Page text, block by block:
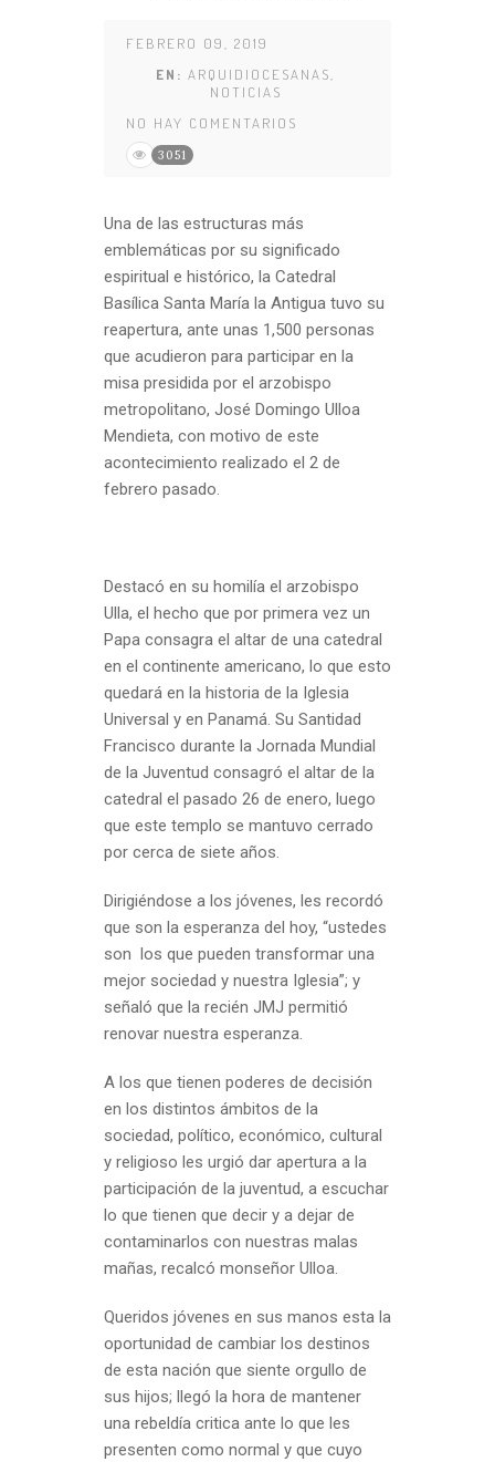
FEBRERO 09, 2019
EN: ARQUIDIOCESANAS,
NOTICIAS
NO HAY COMENTARIOS
3051
Una de las estructuras más
emblemáticas por su significado
espiritual e histórico, la Catedral
Basílica Santa María la Antigua tuvo su
reapertura, ante unas 1,500 personas
que acudieron para participar en la
misa presidida por el arzobispo
metropolitano, José Domingo Ulloa
Mendieta, con motivo de este
acontecimiento realizado el 2 de
febrero pasado.
Destacó en su homilía el arzobispo
Ulla, el hecho que por primera vez un
Papa consagra el altar de una catedral
en el continente americano, lo que esto
quedará en la historia de la Iglesia
Universal y en Panamá. Su Santidad
Francisco durante la Jornada Mundial
de la Juventud consagró el altar de la
catedral el pasado 26 de enero, luego
que este templo se mantuvo cerrado
por cerca de siete años.
Dirigiéndose a los jóvenes, les recordó
que son la esperanza del hoy, “ustedes
son los que pueden transformar una
mejor sociedad y nuestra Iglesia”; y
señaló que la recién JMJ permitió
renovar nuestra esperanza.
A los que tienen poderes de decisión
en los distintos ámbitos de la
sociedad, político, económico, cultural
y religioso les urgió dar apertura a la
participación de la juventud, a escuchar
lo que tienen que decir y a dejar de
contaminarlos con nuestras malas
mañas, recalcó monseñor Ulloa.
Queridos jóvenes en sus manos esta la
oportunidad de cambiar los destinos
de esta nación que siente orgullo de
sus hijos; llegó la hora de mantener
una rebeldía critica ante lo que les
presenten como normal y que cuyo